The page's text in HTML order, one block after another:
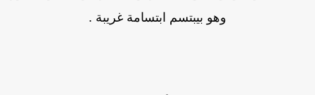
وهو بيبتسم ابتسامة غريبة .